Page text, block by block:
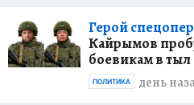
Герой
Кайрымов
боевикам в тыл
день
ПОЛИТИКА